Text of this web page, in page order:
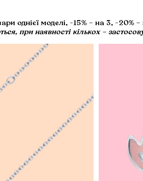
однієї моделі, -15% – на 3, -20%
при наявності кількох –